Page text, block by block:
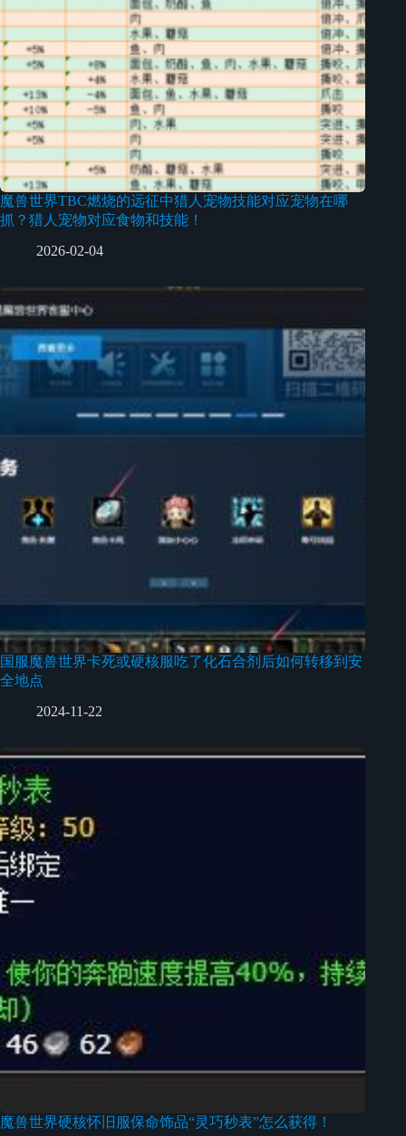
魔兽世界TBC燃烧的远征中猎人宠物技能对应宠物在哪
抓？猎人宠物对应食物和技能！
2026-02-04
国服魔兽世界卡死或硬核服吃了化石合剂后如何转移到安
全地点
2024-11-22
魔兽世界硬核怀旧服保命饰品“灵巧秒表”怎么获得！